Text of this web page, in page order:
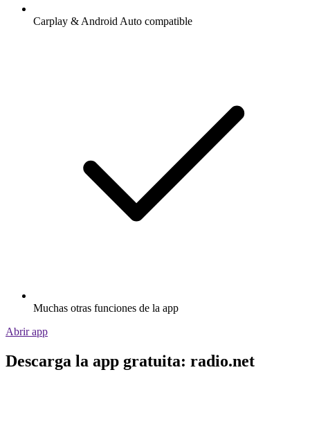
Carplay & Android Auto compatible
Muchas otras funciones de la app
Abrir app
Descarga la app gratuita: radio.net